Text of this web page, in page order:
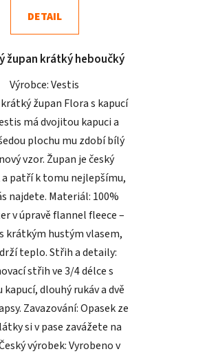
4,9
z
hvězdiček.
DETAIL
župan krátký heboučký
Výrobce: Vestis
župan Flora s kapucí
má dvojitou kapuci a
plochu mu zdobí bílý
vzor. Župan je český
a patří k tomu nejlepšímu,
najdete. Materiál: 100%
v úpravě flannel fleece –
krátkým hustým vlasem,
teplo. Střih a detaily:
střih ve 3/4 délce s
dlouhý rukáv a dvě
Zavazování: Opasek ze
si v pase zavážete na
výrobek: Vyrobeno v